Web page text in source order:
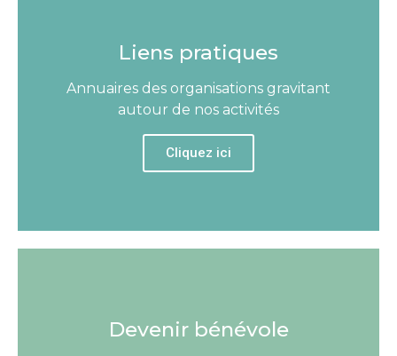
Liens pratiques
Annuaires des organisations gravitant
autour de nos activités
Cliquez ici
Devenir bénévole